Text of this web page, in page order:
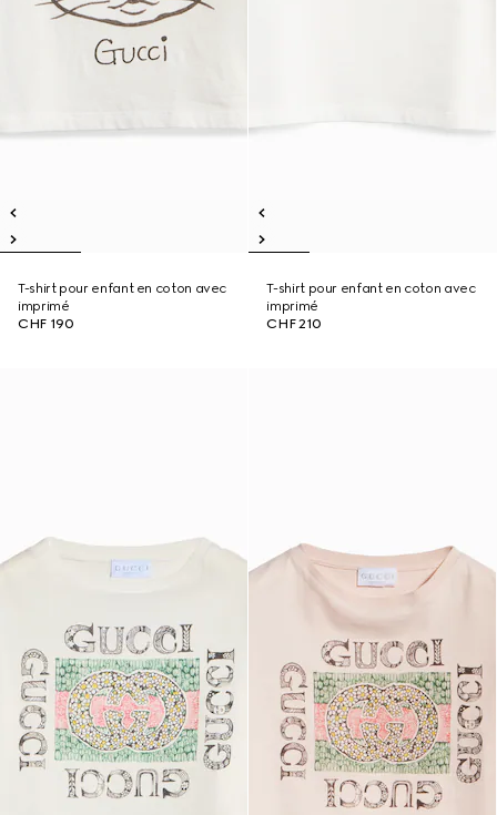
T-shirt pour enfant en coton avec
imprimé
CHF 190
T-shirt pour enfant en coton avec
imprimé
CHF 210